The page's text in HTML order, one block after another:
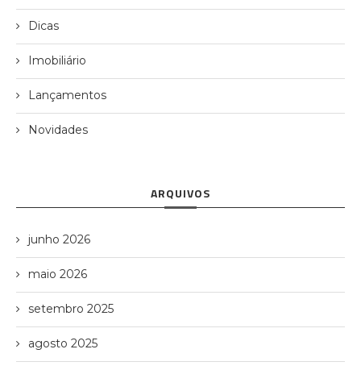
Dicas
Imobiliário
Lançamentos
Novidades
ARQUIVOS
junho 2026
maio 2026
setembro 2025
agosto 2025